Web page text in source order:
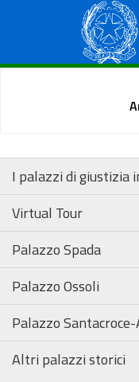
I palazzi di giustizia
Virtual Tour
Palazzo Spada
Palazzo Ossoli
Palazzo
Altri palazzi storici